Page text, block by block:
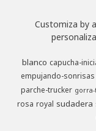
Customiza by
blanco capucha-
empujando-sonrisas
parche-trucker
rosa royal sudadera